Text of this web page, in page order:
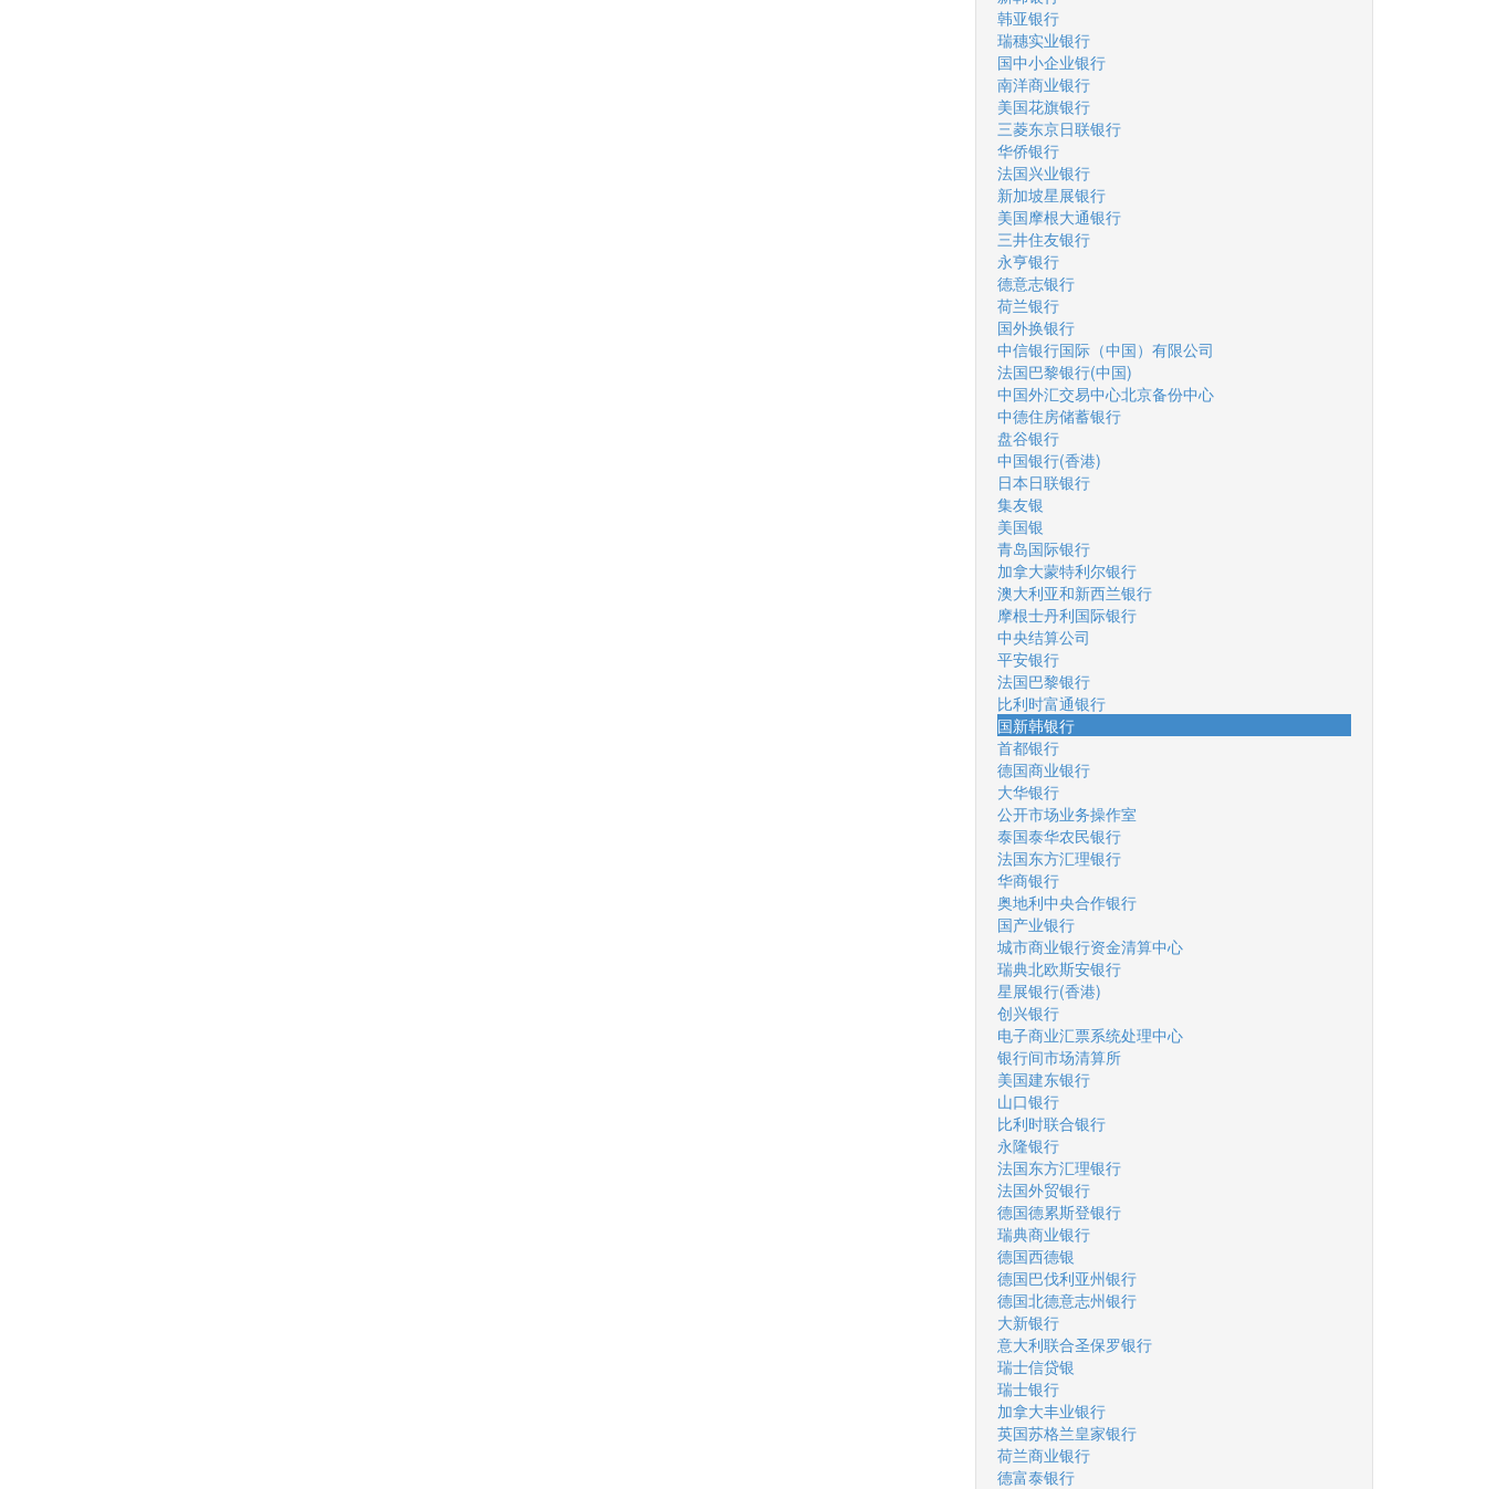
韩亚银行
瑞穗实业银行
国中小企业银行
南洋商业银行
美国花旗银行
三菱东京日联银行
华侨银行
法国兴业银行
新加坡星展银行
美国摩根大通银行
三井住友银行
永亨银行
德意志银行
荷兰银行
国外换银行
中信银行国际（中国）有限公司
法国巴黎银行(中国)
中国外汇交易中心北京备份中心
中德住房储蓄银行
盘谷银行
中国银行(香港)
日本日联银行
集友银
美国银
青岛国际银行
加拿大蒙特利尔银行
澳大利亚和新西兰银行
摩根士丹利国际银行
中央结算公司
平安银行
法国巴黎银行
比利时富通银行
国新韩银行
首都银行
德国商业银行
大华银行
公开市场业务操作室
泰国泰华农民银行
法国东方汇理银行
华商银行
奥地利中央合作银行
国产业银行
城市商业银行资金清算中心
瑞典北欧斯安银行
星展银行(香港)
创兴银行
电子商业汇票系统处理中心
银行间市场清算所
美国建东银行
山口银行
比利时联合银行
永隆银行
法国东方汇理银行
法国外贸银行
德国德累斯登银行
瑞典商业银行
德国西德银
德国巴伐利亚州银行
德国北德意志州银行
大新银行
意大利联合圣保罗银行
瑞士信贷银
瑞士银行
加拿大丰业银行
英国苏格兰皇家银行
荷兰商业银行
德富泰银行